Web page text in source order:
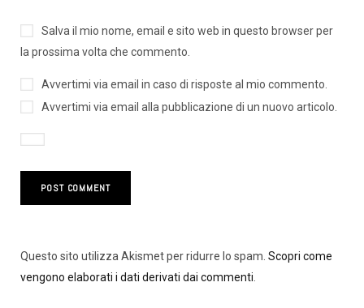
Salva il mio nome, email e sito web in questo browser per
la prossima volta che commento.
Avvertimi via email in caso di risposte al mio commento.
Avvertimi via email alla pubblicazione di un nuovo articolo.
Questo sito utilizza Akismet per ridurre lo spam. Scopri come
vengono elaborati i dati derivati dai commenti